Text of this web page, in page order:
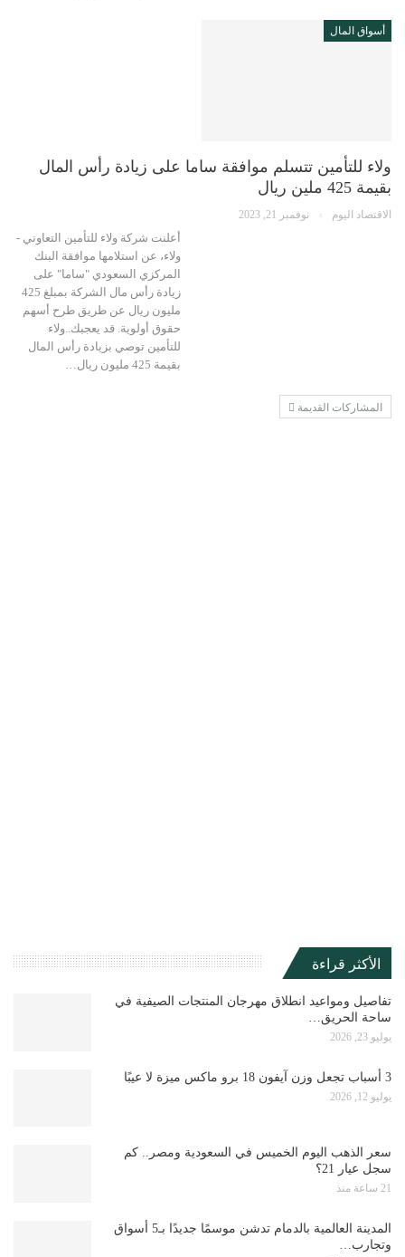
أسواق المال
ولاء للتأمين تتسلم موافقة ساما على زيادة رأس المال
بقيمة 425 ملين ريال
الاقتصاد اليوم نوفمبر 21, 2023
أعلنت شركة ولاء للتأمين التعاوني -
ولاء، عن استلامها موافقة البنك
المركزي السعودي "ساما" على
زيادة رأس مال الشركة بمبلغ 425
مليون ريال عن طريق طرح أسهم
حقوق أولوية. قد يعجبك..ولاء
للتأمين توصي بزيادة رأس المال
بقيمة 425 مليون ريال…
المشاركات القديمة
الأكثر قراءة
تفاصيل ومواعيد انطلاق مهرجان المنتجات الصيفية في
ساحة الحريق…
يوليو 23, 2026
3 أسباب تجعل وزن آيفون 18 برو ماكس ميزة لا عيبًا
يوليو 12, 2026
سعر الذهب اليوم الخميس في السعودية ومصر.. كم
سجل عيار 21؟
21 ساعة منذ
المدينة العالمية بالدمام تدشن موسمًا جديدًا بـ5 أسواق
وتجارب…